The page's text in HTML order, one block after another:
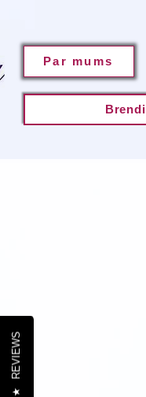
Par mums
Brendi
★
REVIEWS